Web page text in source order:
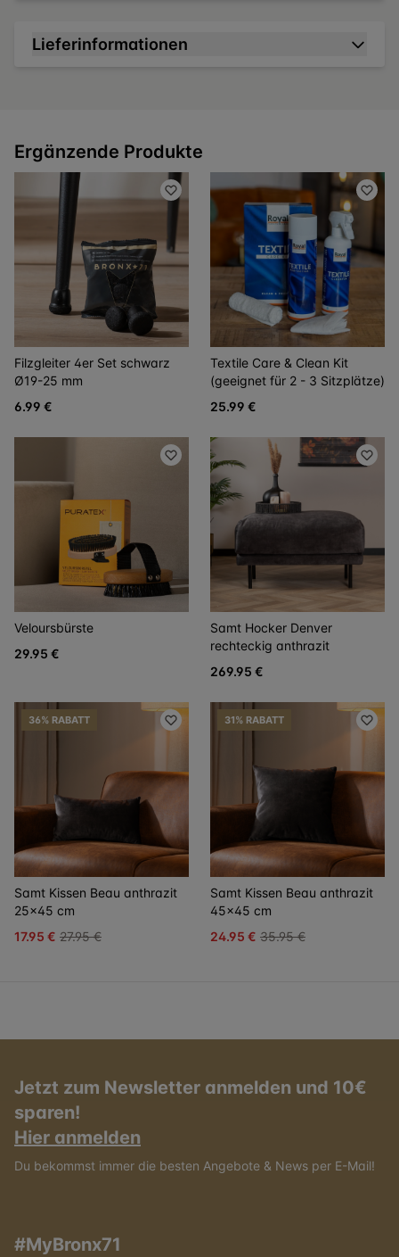
Lieferinformationen
Ergänzende Produkte
Filzgleiter 4er Set schwarz
Ø19-25 mm
6.99 €
Textile Care & Clean Kit
(geeignet für 2 - 3 Sitzplätze)
25.99 €
Veloursbürste
29.95 €
Samt Hocker Denver
rechteckig anthrazit
269.95 €
36% RABATT
Samt Kissen Beau anthrazit
25x45 cm
17.95 € 27.95 €
31% RABATT
Samt Kissen Beau anthrazit
45x45 cm
24.95 € 35.95 €
Jetzt zum Newsletter anmelden und 10€
sparen!
Hier anmelden
Du bekommst immer die besten Angebote & News per E-Mail!
#MyBronx71